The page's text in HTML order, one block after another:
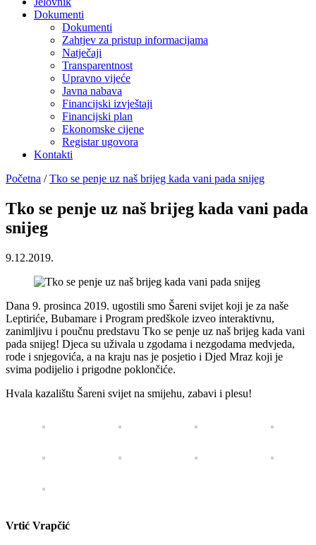
Dokumenti
Dokumenti
Zahtjev za pristup informacijama
Natječaji
Transparentnost
Upravno vijeće
Javna nabava
Financijski izvještaji
Financijski plan
Ekonomske cijene
Registar ugovora
Kontakti
Početna / Tko se penje uz naš brijeg kada vani pada snijeg
Tko se penje uz naš brijeg kada vani pada
snijeg
9.12.2019.
Dana 9. prosinca 2019. ugostili smo Šareni svijet koji je za naše
Leptiriće, Bubamare i Program predškole izveo interaktivnu,
zanimljivu i poučnu predstavu Tko se penje uz naš brijeg kada vani
pada snijeg! Djeca su uživala u zgodama i nezgodama medvjeda,
rode i snjegovića, a na kraju nas je posjetio i Djed Mraz koji je
svima podijelio i prigodne poklončiće.
Hvala kazalištu Šareni svijet na smijehu, zabavi i plesu!
Vrtić Vrapčić